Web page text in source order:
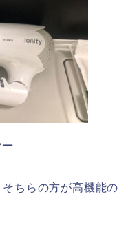
ー
ちらの方が高機能の